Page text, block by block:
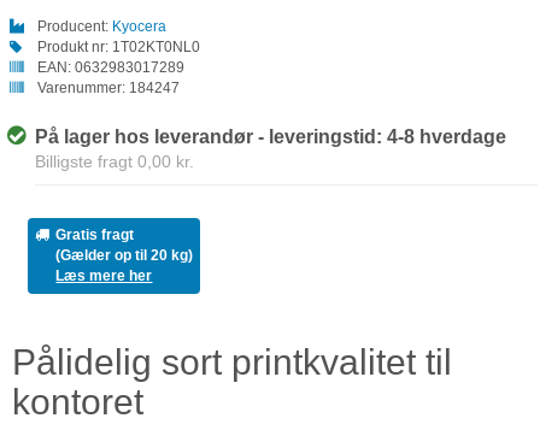
Producent: Kyocera
Produkt nr: 1T02KT0NL0
EAN: 0632983017289
Varenummer: 184247
På lager hos leverandør - leveringstid: 4-8 hverdage
Billigste fragt 0,00 kr.
Gratis fragt
(Gælder op til 20 kg)
Læs mere her
Pålidelig sort printkvalitet til
kontoret